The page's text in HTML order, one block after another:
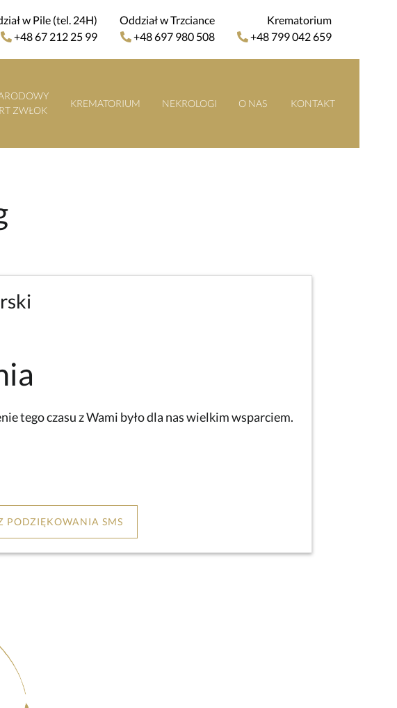
w Pile (tel. 24H)
+48 67 212 25 99
Oddział w Trzciance
+48 697 980 508
Krematorium
+48 799 042 659
ZWŁOK
KREMATORIUM NEKROLOGI O NAS KONTAKT
tego czasu z Wami było dla nas wielkim wsparciem.
PODZIĘKOWANIA SMS